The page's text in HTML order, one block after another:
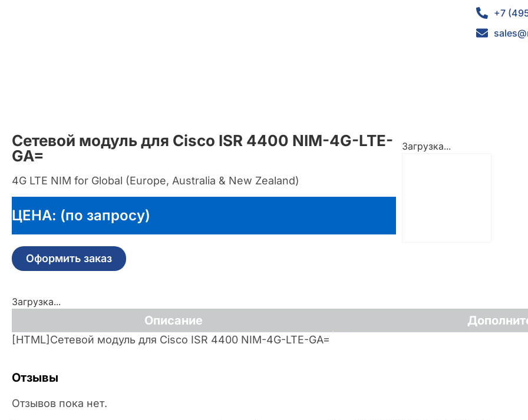
+7
Сетевой модуль для Cisco ISR 4400 NIM-4G-LTE-
GA=
4G LTE NIM for Global (Europe, Australia & New Zealand)
ЦЕНА: (по запросу)
Оформить заказ
Загрузка...
Загрузка...
Описание
[HTML]Сетевой модуль для Cisco ISR 4400 NIM-4G-LTE-GA=
Отзывы
Отзывов пока нет.